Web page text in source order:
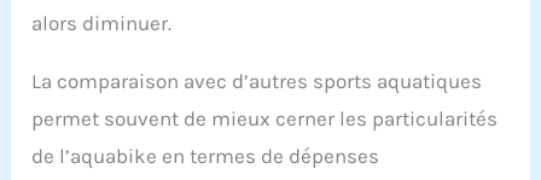
alors diminuer.
La comparaison avec d’autres sports aquatiques
permet souvent de mieux cerner les particularités
de l’aquabike en termes de dépenses